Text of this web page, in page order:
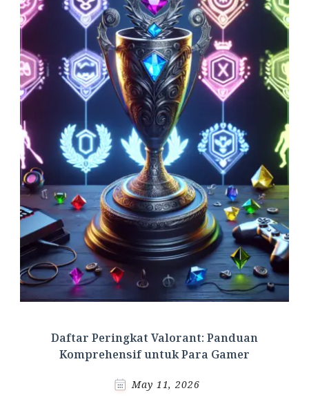
Daftar Peringkat Valorant: Panduan
Komprehensif untuk Para Gamer
May 11, 2026